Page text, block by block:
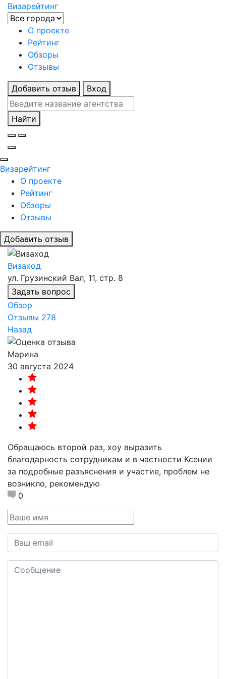
Визарейтинг
О проекте
Рейтинг
Обзоры
Отзывы
Добавить отзыв Вход
Найти
Визарейтинг
О проекте
Рейтинг
Обзоры
Отзывы
Добавить отзыв
Визаход
ул. Грузинский Вал, 11, стр. 8
Задать вопрос
Обзор
Отзывы 278
Назад
Марина
30 августа 2024
Обращаюсь второй раз, хоу выразить
благодарность сотрудникам и в частности Ксении
за подробные разъяснения и участие, проблем не
возникло, рекомендую
0